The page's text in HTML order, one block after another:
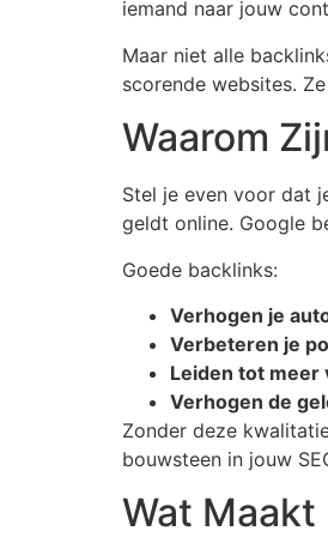
iemand naar jouw
Maar niet alle
scorende websites.
Waarom
Stel je even voor dat
geldt online. Google
Goede backlinks:
Verhogen je
Verbeteren je
Leiden tot meer
Verhogen de
Zonder deze
bouwsteen in jouw
Wat Maakt